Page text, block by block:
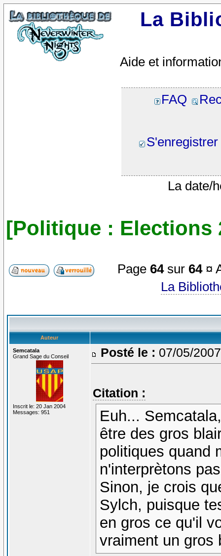
La
Aide et
FAQ
S'enregistrer
La date/
[Politique : Elections
Page 64sur 64¤
La
Auteur
Semcatala
Grand Sage du Conseil
Inscrit le: 20 Jan 2004
Messages: 951
Posté le : 07/05/
Citation :
Euh...
être des gros
politiques quand
n'interprètons
Sinon, je crois
Sylch, puisque
en gros ce qu'il
vraiment un gros